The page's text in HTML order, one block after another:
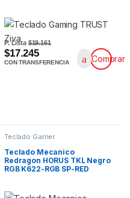
P. Lista$19.161
$17.245
CON TRANSFERENCIA Comprar
Teclado Gamer
Teclado Mecanico
Redragon HORUS TKL Negro
RGB K622-RGB SP-RED